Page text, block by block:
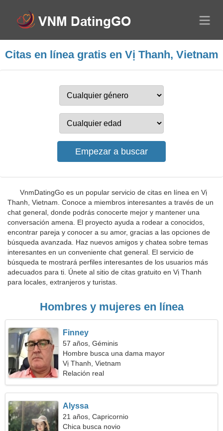
Citas en línea gratis en Vị Thanh, Vietnam
VnmDatingGo es un popular servicio de citas en línea en Vị
Thanh, Vietnam. Conoce a miembros interesantes a través de un
chat general, donde podrás conocerte mejor y mantener una
conversación amena. El proyecto ayuda a rodear a conocidos,
encontrar pareja y conocer a su amor, gracias a las opciones de
búsqueda avanzada. Haz nuevos amigos y chatea sobre temas
interesantes en un conveniente chat general. El servicio de
búsqueda te mostrará perfiles interesantes de los usuarios más
adecuados para ti. Únete al sitio de citas gratuito en Vị Thanh
para locales, extranjeros y turistas.
Hombres y mujeres en línea
Finney
57 años, Géminis
Hombre busca una dama mayor
Vị Thanh, Vietnam
Relación real
Alyssa
21 años, Capricornio
Chica busca novio